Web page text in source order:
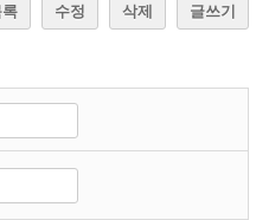
록 수정 삭제 글쓰기